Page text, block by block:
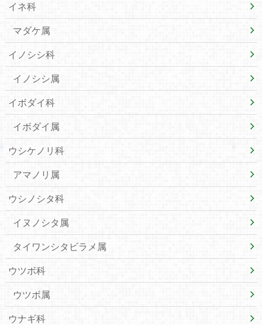
イネ科
マダケ属
イノシシ科
イノシシ属
イボダイ科
イボダイ属
ウシケノリ科
アマノリ属
ウシノシタ科
イヌノシタ属
タイワンシタビラメ属
ウツボ科
ウツボ属
ウナギ科